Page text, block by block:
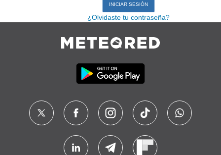
¿Olvidaste tu contraseña?